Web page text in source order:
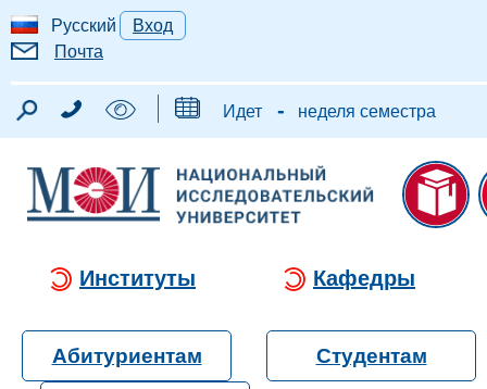
Русский
Вход
Почта
Идет - неделя семестра
Институты Кафедры
Абитуриентам Студентам